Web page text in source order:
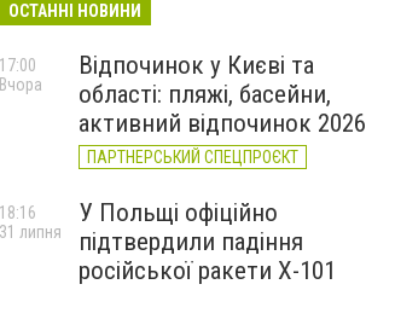
ОСТАННІ НОВИНИ
Відпочинок у Києві та
області: пляжі, басейни,
активний відпочинок 2026
ПАРТНЕРСЬКИЙ СПЕЦПРОЄКТ
17:00
Вчора
У Польщі офіційно
підтвердили падіння
російської ракети Х-101
18:16
31 липня